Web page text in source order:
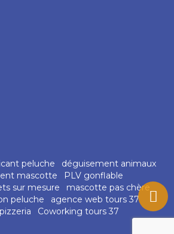
peluche
déguisement animaux
mascotte
PLV gonflable
sur mesure
mascotte pas chère
peluche
agence web tours 37
Coworking tours 37